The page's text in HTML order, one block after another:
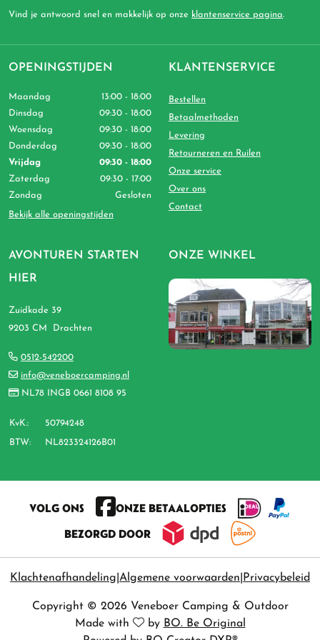
Vind je antwoord snel en makkelijk op onze klantenservice pagina.
AVONTUREN STARTEN
HIER
Zuidkade 39
9203 CM Drachten
0512-542200
info@veneboercamping.nl
NL78 INGB 0661 8108 95
KvK.: 50794248
BTW: NL823324126B01
OPENINGSTIJDEN
Maandag
13:00 - 18:00
Dinsdag
09:30 - 18:00
Woensdag
09:30 - 18:00
Donderdag
09:30 - 18:00
Vrijdag
09:30 - 18:00
Zaterdag
09:30 - 17:00
Zondag
Gesloten
Bekijk alle openingstijden
KLANTENSERVICE
Bestellen
Betaalmethoden
Levering
Retourneren en Ruilen
Onze service
Over ons
Contact
ONZE WINKEL
VOLG ONS
ONZE BETAALOPTIES
BEZORGD DOOR
Klachtenafhandeling Algemene voorwaarden Privacybeleid
Copyright © 2026 Veneboer Camping & Outdoor
Made with
by BO. Be Original